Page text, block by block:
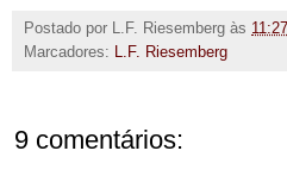
Postado por L.F. Riesemberg às
Marcadores: L.F. Riesemberg
9 comentários: